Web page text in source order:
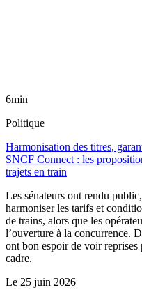
6min
Politique
Harmonisation des titres,
SNCF Connect : les
trajets en train
Les sénateurs ont rendu
harmoniser les tarifs et
de trains, alors que les
l’ouverture à la concurrence.
ont bon espoir de voir reprises
cadre.
Le 25 juin 2026